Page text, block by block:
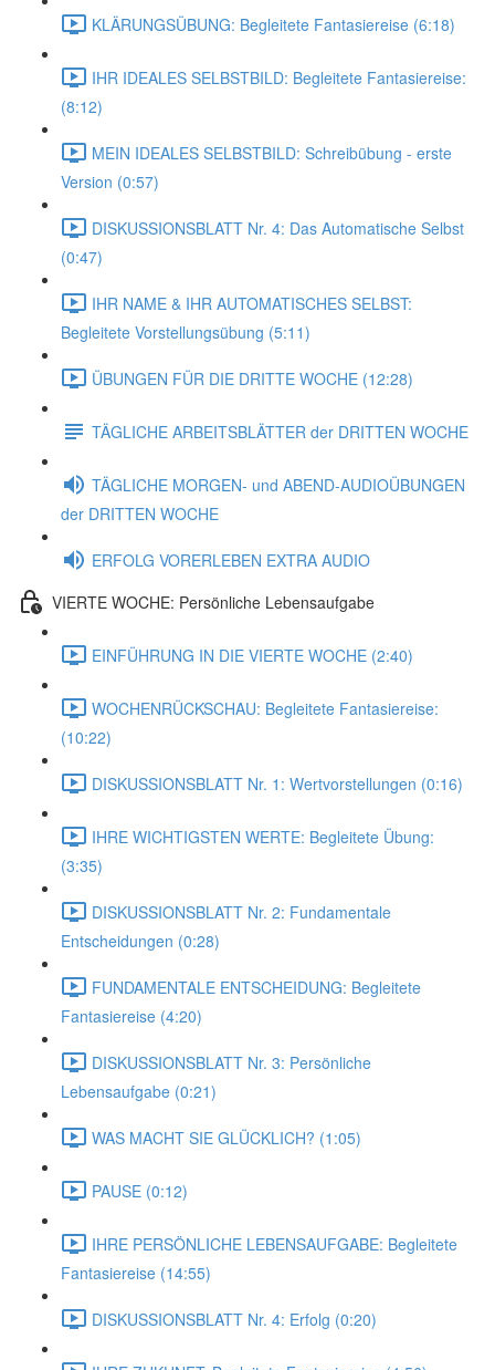
KLÄRUNGSÜBUNG: Begleitete Fantasiereise (6:18)
IHR IDEALES SELBSTBILD: Begleitete Fantasiereise:
(8:12)
MEIN IDEALES SELBSTBILD: Schreibübung - erste
Version (0:57)
DISKUSSIONSBLATT Nr. 4: Das Automatische Selbst
(0:47)
IHR NAME & IHR AUTOMATISCHES SELBST:
Begleitete Vorstellungsübung (5:11)
ÜBUNGEN FÜR DIE DRITTE WOCHE (12:28)
TÄGLICHE ARBEITSBLÄTTER der DRITTEN WOCHE
TÄGLICHE MORGEN- und ABEND-AUDIOÜBUNGEN
der DRITTEN WOCHE
ERFOLG VORERLEBEN EXTRA AUDIO
VIERTE WOCHE: Persönliche Lebensaufgabe
EINFÜHRUNG IN DIE VIERTE WOCHE (2:40)
WOCHENRÜCKSCHAU: Begleitete Fantasiereise:
(10:22)
DISKUSSIONSBLATT Nr. 1: Wertvorstellungen (0:16)
IHRE WICHTIGSTEN WERTE: Begleitete Übung:
(3:35)
DISKUSSIONSBLATT Nr. 2: Fundamentale
Entscheidungen (0:28)
FUNDAMENTALE ENTSCHEIDUNG: Begleitete
Fantasiereise (4:20)
DISKUSSIONSBLATT Nr. 3: Persönliche
Lebensaufgabe (0:21)
WAS MACHT SIE GLÜCKLICH? (1:05)
PAUSE (0:12)
IHRE PERSÖNLICHE LEBENSAUFGABE: Begleitete
Fantasiereise (14:55)
DISKUSSIONSBLATT Nr. 4: Erfolg (0:20)